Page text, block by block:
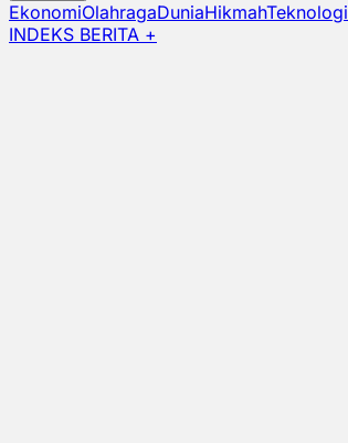
EkonomiOlahragaDuniaHikmahTeknologi
INDEKS BERITA +